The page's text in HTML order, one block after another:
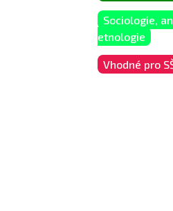
Sociologie,
etnologie
Vhodné pro